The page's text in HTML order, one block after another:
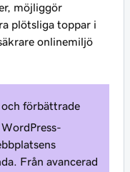
möjliggör
plötsliga toppar i
onlinemiljö
förbättrade
Från avancerad